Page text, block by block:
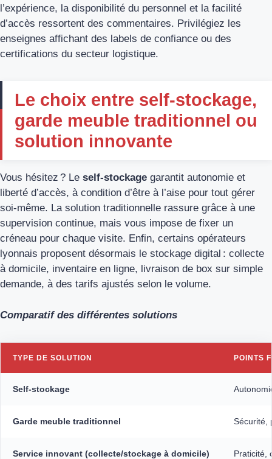
l’expérience, la disponibilité du personnel et la facilité
d’accès ressortent des commentaires. Privilégiez les
enseignes affichant des labels de confiance ou des
certifications du secteur logistique.
Le choix entre self-stockage,
garde meuble traditionnel ou
solution innovante
Vous hésitez ? Le self-stockage garantit autonomie et
liberté d’accès, à condition d’être à l’aise pour tout gérer
soi-même. La solution traditionnelle rassure grâce à une
supervision continue, mais vous impose de fixer un
créneau pour chaque visite. Enfin, certains opérateurs
lyonnais proposent désormais le stockage digital : collecte
à domicile, inventaire en ligne, livraison de box sur simple
demande, à des tarifs ajustés selon le volume.
Comparatif des différentes solutions
TYPE DE SOLUTION POINTS
Self-stockage
Garde meuble traditionnel Sécurité,
Service innovant (collecte/stockage à domicile) Praticité,